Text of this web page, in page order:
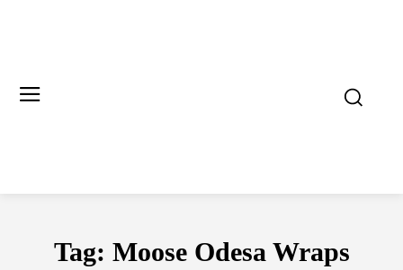
Tag: Moose Odesa Wraps